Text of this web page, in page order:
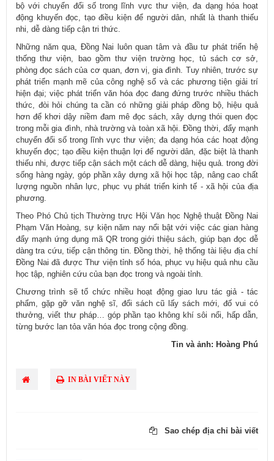
bộ với chuyển đổi số trong lĩnh vực thư viện, đa dạng hóa hoạt
động khuyến đọc, tạo điều kiện để người dân, nhất là thanh thiếu
nhi, dễ dàng tiếp cận tri thức.
Những năm qua, Đồng Nai luôn quan tâm và đầu tư phát triển hệ
thống thư viện, bao gồm thư viện trường học, tủ sách cơ sở,
phòng đọc sách của cơ quan, đơn vị, gia đình. Tuy nhiên, trước sự
phát triển mạnh mẽ của công nghệ số và các phương tiện giải trí
hiện đại; việc phát triển văn hóa đọc đang đứng trước nhiều thách
thức, đòi hỏi chúng ta cần có những giải pháp đồng bộ, hiệu quả
hơn để khơi dậy niềm đam mê đọc sách, xây dựng thói quen đọc
trong mỗi gia đình, nhà trường và toàn xã hội. Đồng thời, đẩy mạnh
chuyển đổi số trong lĩnh vực thư viện; đa dạng hóa các hoạt động
khuyến đọc; tạo điều kiện thuận lợi để người dân, đặc biệt là thanh
thiếu nhi, được tiếp cận sách một cách dễ dàng, hiệu quả. trong đời
sống hàng ngày, góp phần xây dựng xã hội học tập, nâng cao chất
lượng nguồn nhân lực, phục vụ phát triển kinh tế - xã hội của địa
phương.
Theo Phó Chủ tịch Thường trực Hội Văn học Nghệ thuật Đồng Nai
Phạm Văn Hoàng, sự kiện năm nay nổi bật với việc các gian hàng
đẩy mạnh ứng dụng mã QR trong giới thiệu sách, giúp bạn đọc dễ
dàng tra cứu, tiếp cận thông tin. Đồng thời, hệ thống tài liệu địa chí
Đồng Nai đã được Thư viện tỉnh số hóa, phục vụ hiệu quả nhu cầu
học tập, nghiên cứu của bạn đọc trong và ngoài tỉnh.
Chương trình sẽ tổ chức nhiều hoạt động giao lưu tác giả - tác
phẩm, gặp gỡ văn nghệ sĩ, đổi sách cũ lấy sách mới, đố vui có
thưởng, viết thư pháp… góp phần tạo không khí sôi nổi, hấp dẫn,
từng bước lan tỏa văn hóa đọc trong cộng đồng.
Tin và ảnh: Hoàng Phú
IN BÀI VIẾT NÀY
Sao chép địa chỉ bài viết